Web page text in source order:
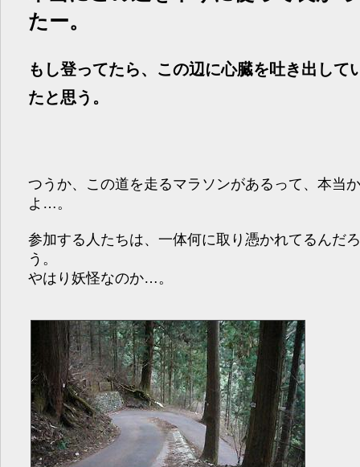
たー。
もし登ってたら、この辺に心臓を吐き出して
たと思う。
つうか、この道を走るマラソンがあるって、本当
よ…。
参加する人たちは、一体何に取り憑かれてるんだ
う。
やはり妖怪なのか…。